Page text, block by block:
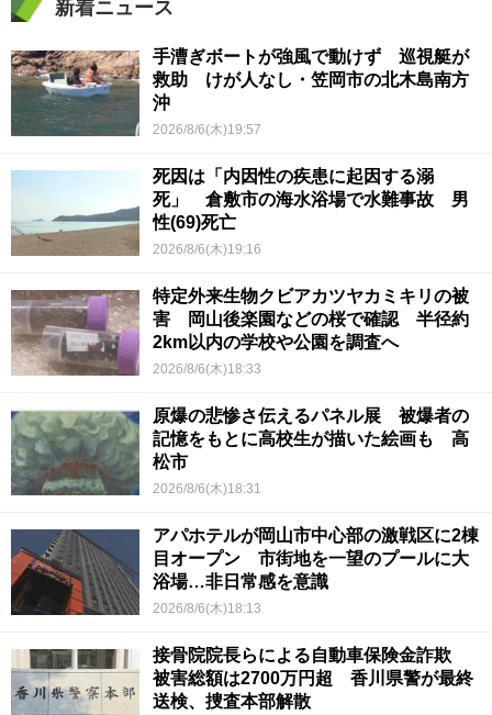
新着ニュース
手漕ぎボートが強風で動けず 巡視艇が
救助 けが人なし・笠岡市の北木島南方
沖
2026/8/6(木)19:57
死因は「内因性の疾患に起因する溺
死」 倉敷市の海水浴場で水難事故 男
性(69)死亡
2026/8/6(木)19:16
特定外来生物クビアカツヤカミキリの被
害 岡山後楽園などの桜で確認 半径約
2km以内の学校や公園を調査へ
2026/8/6(木)18:33
原爆の悲惨さ伝えるパネル展 被爆者の
記憶をもとに高校生が描いた絵画も 高
松市
2026/8/6(木)18:31
アパホテルが岡山市中心部の激戦区に2棟
目オープン 市街地を一望のプールに大
浴場…非日常感を意識
2026/8/6(木)18:13
接骨院院長らによる自動車保険金詐欺
被害総額は2700万円超 香川県警が最終
送検、捜査本部解散